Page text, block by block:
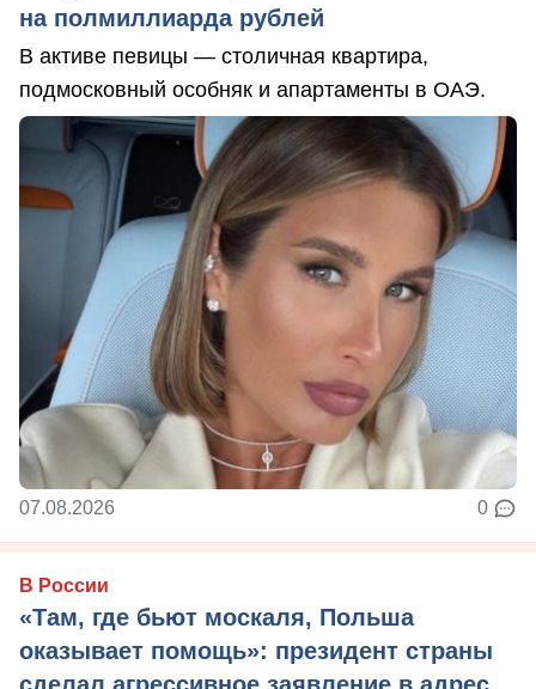
на полмиллиарда рублей
В активе певицы — столичная квартира,
подмосковный особняк и апартаменты в ОАЭ.
07.08.2026 0
В России
«Там, где бьют москаля, Польша
оказывает помощь»: президент страны